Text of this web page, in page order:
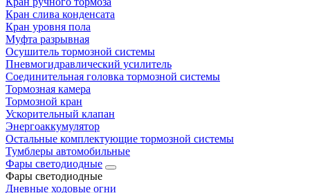
Кран слива конденсата
Кран уровня пола
Муфта разрывная
Осушитель тормозной системы
Пневмогидравлический усилитель
Соединительная головка тормозной системы
Тормозная камера
Тормозной кран
Ускорительный клапан
Энергоаккумулятор
Остальные комплектующие тормозной системы
Тумблеры автомобильные
Фары светодиодные
Фары светодиодные
Дневные ходовые огни